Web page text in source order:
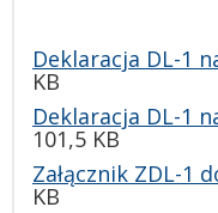
Deklaracja DL-1
KB
Deklaracja DL-1
101,5 KB
Załącznik ZDL-1
KB